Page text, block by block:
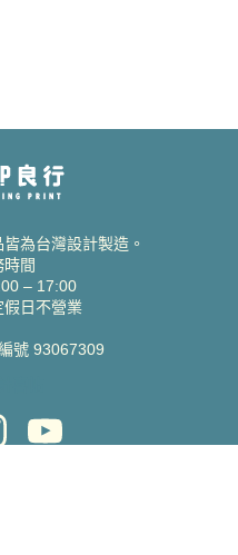
為台灣設計製造。
間
– 17:00
假日不營業
號 93067309